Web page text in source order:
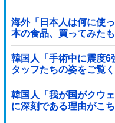
海外「日本人は何に使
本の食品、買ってみた
が続出
韓国人「手術中に震度6
タッフたちの姿をご覧
た」「こういう姿は韓
なら日本だけではなく
動したはずだ」【熊本地
韓国人「我が国がクウ
に深刻である理由がこ
（ブルブル」＝韓国の